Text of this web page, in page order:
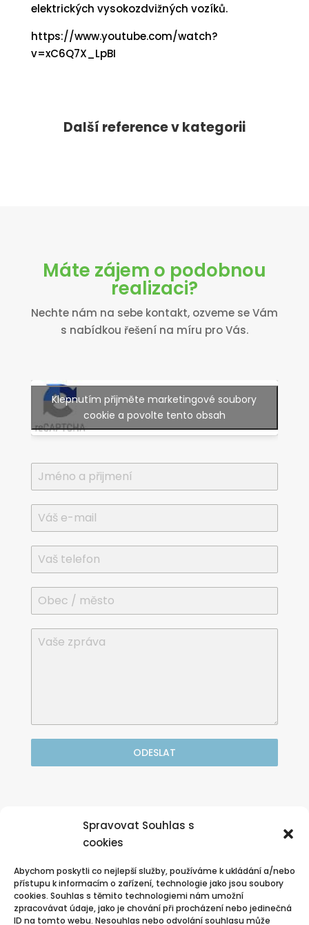
Spravovat Souhlas s
cookies
Abychom poskytli co nejlepší služby, používáme k ukládání a/nebo
přístupu k informacím o zařízení, technologie jako jsou soubory
cookies. Souhlas s těmito technologiemi nám umožní
zpracovávat údaje, jako je chování při procházení nebo jedinečná
ID na tomto webu. Nesouhlas nebo odvolání souhlasu může
elektrických vysokozdvižných vozíků.
https://www.youtube.com/watch?
v=xC6Q7X_LpBI
Další reference v kategorii
Máte zájem o podobnou
realizaci?
Nechte nám na sebe kontakt, ozveme se Vám
s nabídkou řešení na míru pro Vás.
Klepnutím přijměte marketingové soubory
cookie a povolte tento obsah
ODESLAT
nonstop zákaznická linka: